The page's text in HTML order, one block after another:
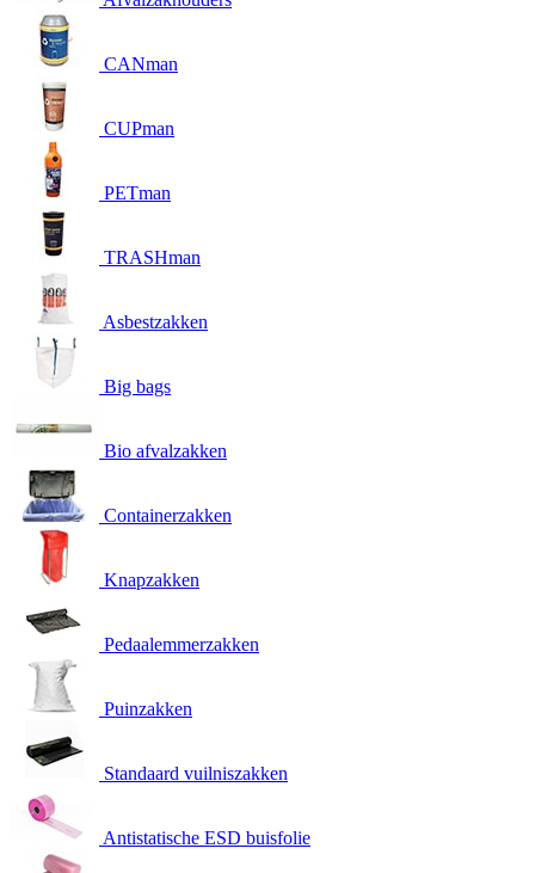
CANman
CUPman
PETman
TRASHman
Asbestzakken
Big bags
Bio afvalzakken
Containerzakken
Knapzakken
Pedaalemmerzakken
Puinzakken
Standaard vuilniszakken
Antistatische ESD buisfolie